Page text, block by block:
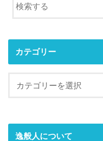
カテゴリー
逸般人について